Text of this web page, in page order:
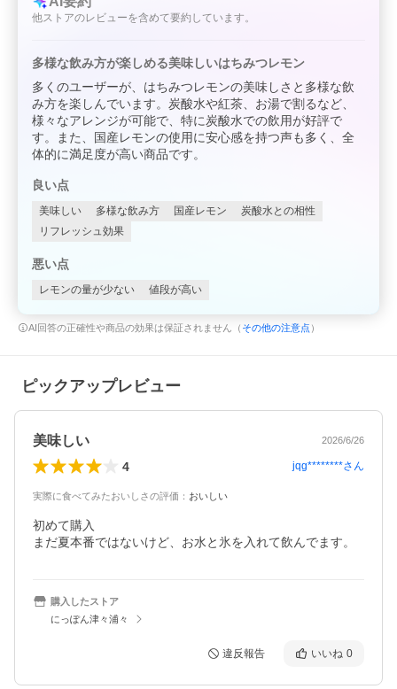
他ストアのレビューを含めて要約しています。
多様な飲み方が楽しめる美味しいはちみつレモン
多くのユーザーが、はちみつレモンの美味しさと多様な飲
み方を楽しんでいます。炭酸水や紅茶、お湯で割るなど、
様々なアレンジが可能で、特に炭酸水での飲用が好評で
す。また、国産レモンの使用に安心感を持つ声も多く、全
体的に満足度が高い商品です。
良い点
美味しい 多様な飲み方 国産レモン
炭酸水との相性
リフレッシュ効果
悪い点
レモンの量が少ない 値段が高い
AI回答の正確性や商品の効果は保証されません（ その他の注意点 ）
ピックアップレビュー
美味しい 2026/6/26
4 jqg********さん
実際に食べてみたおいしさの評価 ： おいしい
初めて購入
まだ夏本番ではないけど、お水と氷を入れて飲んでます。
購入したストア
にっぽん津々浦々
違反報告 いいね 0